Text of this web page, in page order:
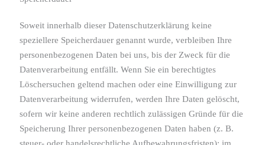
Soweit innerhalb dieser Datenschutzerklärung keine
speziellere Speicherdauer genannt wurde, verbleiben Ihre
personenbezogenen Daten bei uns, bis der Zweck für die
Datenverarbeitung entfällt. Wenn Sie ein berechtigtes
Löschersuchen geltend machen oder eine Einwilligung zur
Datenverarbeitung widerrufen, werden Ihre Daten gelöscht,
sofern wir keine anderen rechtlich zulässigen Gründe für die
Speicherung Ihrer personenbezogenen Daten haben (z. B.
steuer- oder handelsrechtliche Aufbewahrungsfristen); im